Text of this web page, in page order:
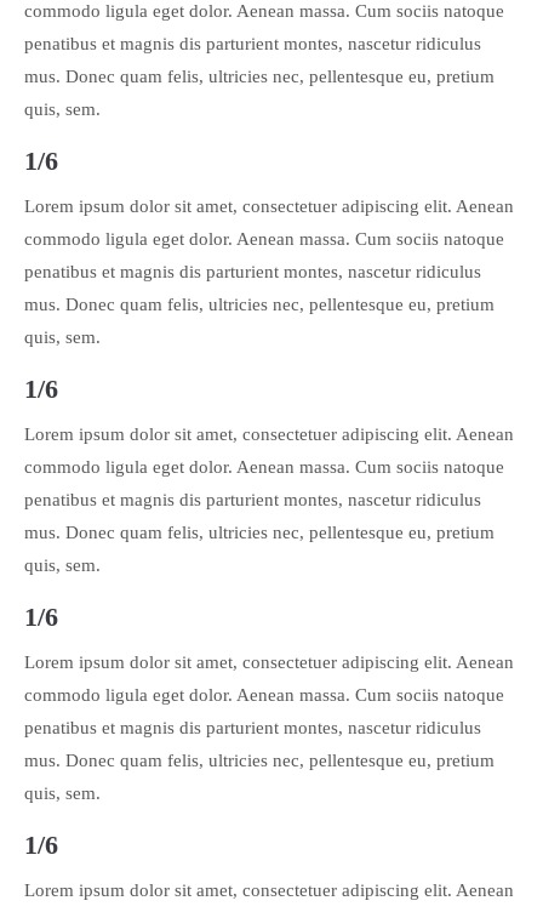
commodo ligula eget dolor. Aenean massa. Cum sociis natoque
penatibus et magnis dis parturient montes, nascetur ridiculus
mus. Donec quam felis, ultricies nec, pellentesque eu, pretium
quis, sem.
1/6
Lorem ipsum dolor sit amet, consectetuer adipiscing elit. Aenean
commodo ligula eget dolor. Aenean massa. Cum sociis natoque
penatibus et magnis dis parturient montes, nascetur ridiculus
mus. Donec quam felis, ultricies nec, pellentesque eu, pretium
quis, sem.
1/6
Lorem ipsum dolor sit amet, consectetuer adipiscing elit. Aenean
commodo ligula eget dolor. Aenean massa. Cum sociis natoque
penatibus et magnis dis parturient montes, nascetur ridiculus
mus. Donec quam felis, ultricies nec, pellentesque eu, pretium
quis, sem.
1/6
Lorem ipsum dolor sit amet, consectetuer adipiscing elit. Aenean
commodo ligula eget dolor. Aenean massa. Cum sociis natoque
penatibus et magnis dis parturient montes, nascetur ridiculus
mus. Donec quam felis, ultricies nec, pellentesque eu, pretium
quis, sem.
1/6
Lorem ipsum dolor sit amet, consectetuer adipiscing elit. Aenean